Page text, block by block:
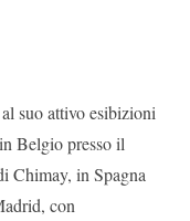
suo attivo esibizioni
Belgio presso il
Chimay, in Spagna
con